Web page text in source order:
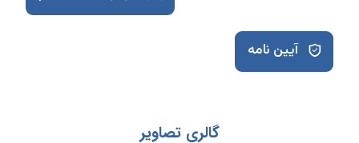
آیین نامه
گالری تصاویر